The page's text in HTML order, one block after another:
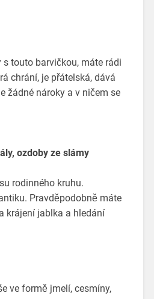
touto barvičkou, máte rádi
chrání, je přátelská, dává
žádné nároky a v ničem se
ozdoby ze slámy
rodinného kruhu.
Pravděpodobně máte
krájení jablka a hledání
ve formě jmelí, cesmíny,